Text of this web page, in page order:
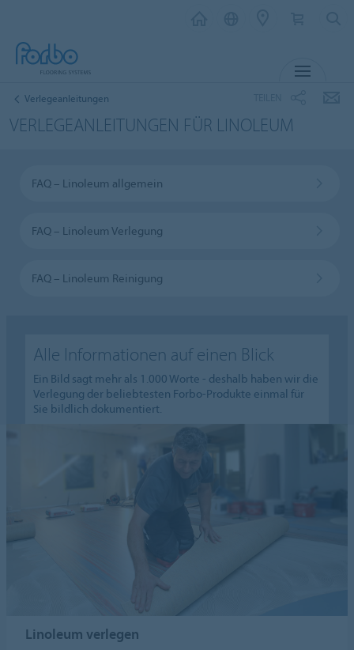
Verlegeanleitungen
VERLEGEANLEITUNGEN FÜR LINOLEUM
FAQ – Linoleum allgemein
FAQ – Linoleum Verlegung
FAQ – Linoleum Reinigung
Alle Informationen auf einen Blick
Ein Bild sagt mehr als 1.000 Worte - deshalb haben wir die
Verlegung der beliebtesten Forbo-Produkte einmal für
Sie bildlich dokumentiert.
Linoleum verlegen